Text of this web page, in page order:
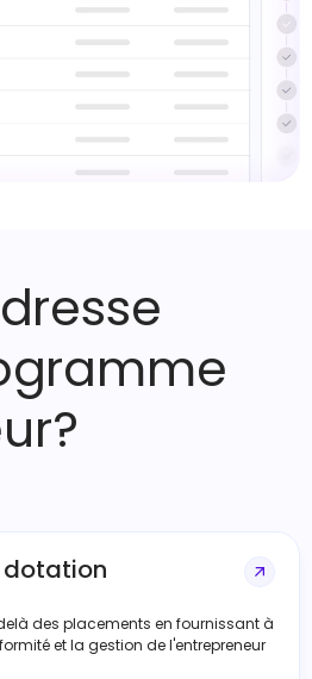
dotation
des placements en fournissant à
et la gestion de l'entrepreneur